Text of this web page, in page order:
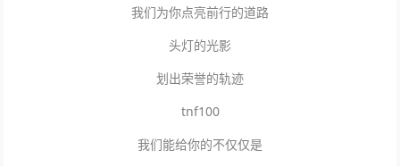
我们为你点亮前行的道路
头灯的光影
划出荣誉的轨迹
tnf100
我们能给你的不仅仅是